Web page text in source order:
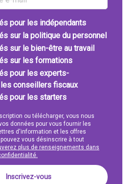
pour les indépendants
sur la politique du personnel
sur le bien-être au travail
sur les formations
pour les experts-
conseillers fiscaux
pour les starters
ou télécharger, vous nous
données pour vous fournir les
d'information et les offres
vous désinscrire à tout
plus de renseignements dans